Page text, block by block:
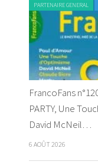
PARTENAIRE GENERAL
FrancoFans
PARTY, Une
David McNeil…
6 AOÛT 2026